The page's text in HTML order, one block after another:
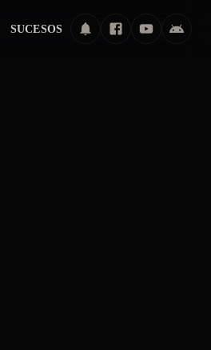
SUCESOS